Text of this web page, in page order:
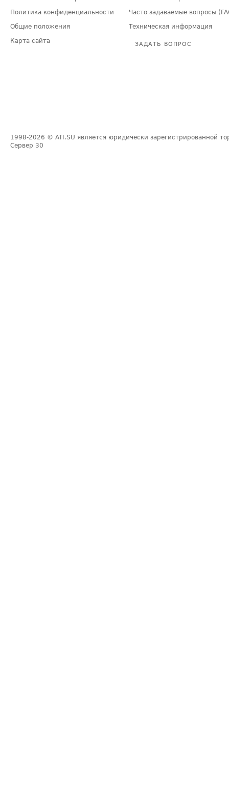
Политика конфиденциальности
Общие положения
Карта сайта
Часто задаваемые вопросы
Техническая информация
ЗАДАТЬ ВОПРОС
1998-2026 © ATI.SU является юридически зарегистрированной
Сервер 30